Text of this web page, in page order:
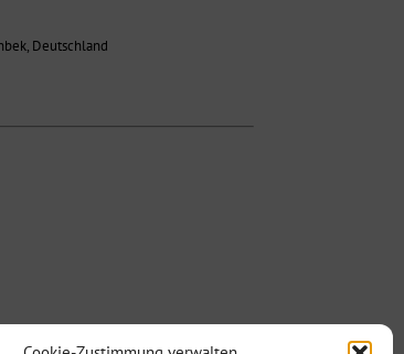
Deutschland